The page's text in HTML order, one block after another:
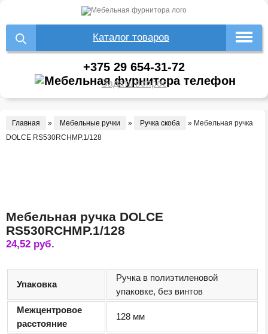
Каталог товаров
+375 29 654-31-72
Задать вопрос
Главная » Мебельные ручки » Ручка скоба » Мебельная ручка
DOLCE RS530RCHMP.1/128
Мебельная ручка DOLCE
RS530RCHMP.1/128
24,52 руб.
Упаковка
Ручка в полиэтиленовой
упаковке, без винтов
Межцентровое
расстояние
128 мм